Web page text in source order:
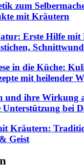
zum
mit Kräutern
Erste Hilfe mit
in die Küche:
mit heilender
und ihre Wirkung
bei
Kräutern:
Geist